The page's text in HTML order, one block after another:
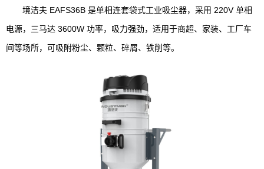
境洁夫 EAFS36B 是单相连套袋式工业吸尘器，采用 220V 单相
电源，三马达 3600W 功率，吸力强劲，适用于商超、家装、工厂车
间等场所，可吸附粉尘、颗粒、碎屑、铁削等。